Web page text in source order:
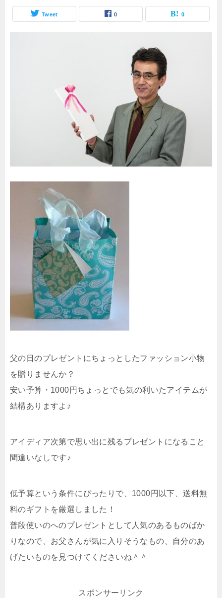
Tweet 0 0
父の日のプレゼントにちょっとしたファッション小物
を贈りませんか？
安い予算・1000円ちょっとでも気の利いたアイテムが
結構ありますよ♪
アイディア次第で思い出に残るプレゼントになること
間違いなしです♪
低予算という条件にぴったりで、1000円以下、送料無
料のギフトを厳選しました！
普段使いのへのプレゼントとして人気のあるものばか
りなので、お父さんが気に入りそうなもの、自分のあ
げたいものを見つけてくださいね＾＾
スポンサーリンク